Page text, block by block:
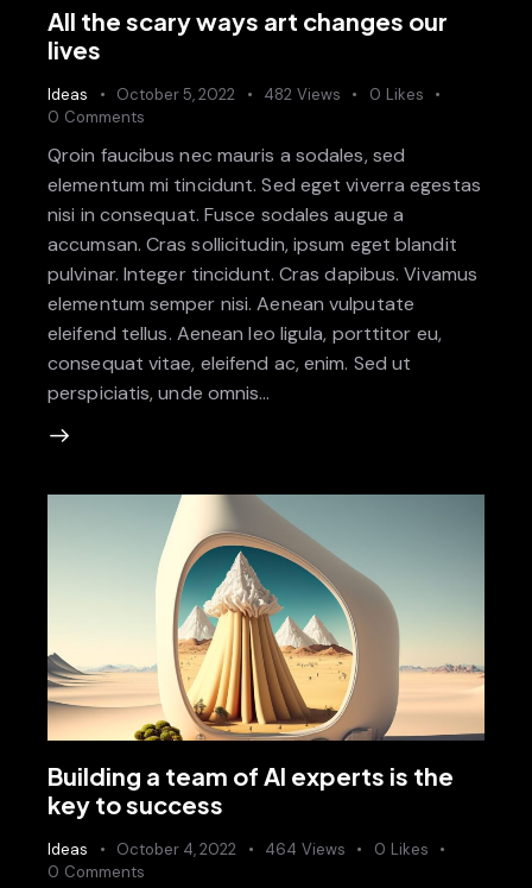
All the scary ways art changes our
lives
Ideas October 5, 2022 482 Views 0 Likes
0 Comments
Qroin faucibus nec mauris a sodales, sed
elementum mi tincidunt. Sed eget viverra egestas
nisi in consequat. Fusce sodales augue a
accumsan. Cras sollicitudin, ipsum eget blandit
pulvinar. Integer tincidunt. Cras dapibus. Vivamus
elementum semper nisi. Aenean vulputate
eleifend tellus. Aenean leo ligula, porttitor eu,
consequat vitae, eleifend ac, enim. Sed ut
perspiciatis, unde omnis…
Building a team of AI experts is the
key to success
Ideas October 4, 2022 464 Views 0 Likes
0 Comments